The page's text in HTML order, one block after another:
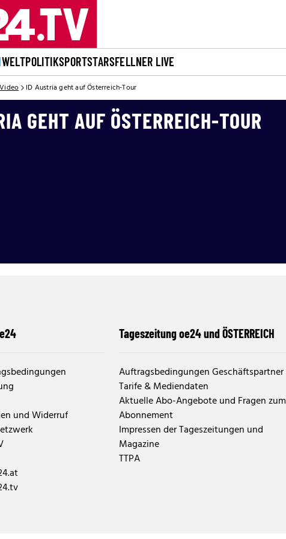
WELTPOLITIKSPORTSTARSFELLNER LIVE
ID Austria geht auf Österreich-Tour
GEHT AUF ÖSTERREICH-TOUR
und Widerruf
Tageszeitung oe24 und ÖSTERREICH
Auftragsbedingungen Geschäftspartner
Tarife & Mediendaten
Aktuelle Abo-Angebote und Fragen zum
Abonnement
Impressen der Tageszeitungen und
Magazine
TTPA